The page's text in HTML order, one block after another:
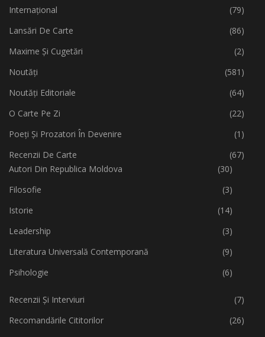
Internațional
(79)
Lansări De Carte
(86)
Maxime Și Cugetări
(2)
Noutăți
(581)
Noutăți Editoriale
(64)
O Carte Pe Zi
(22)
Poeți Și Prozatori În Devenire
(1)
Recenzii De Carte
(67)
Autori Din Republica Moldova
(30)
Filosofie
(3)
Istorie
(14)
Leadership
(3)
Literatura Universală Contemporană
(9)
Psihologie
(6)
Recenzii Și Interviuri
(7)
Recomandările Cititorilor
(26)